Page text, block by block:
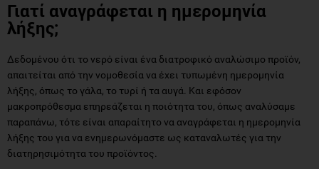
Γιατί αναγράφεται η ημερομηνία
λήξης;
Δεδομένου ότι το νερό είναι ένα διατροφικό αναλώσιμο προϊόν,
απαιτείται από την νομοθεσία να έχει τυπωμένη ημερομηνία
λήξης, όπως το γάλα, το τυρί ή τα αυγά. Και εφόσον
μακροπρόθεσμα επηρεάζεται η ποιότητα του, όπως αναλύσαμε
παραπάνω, τότε είναι απαραίτητο να αναγράφεται η ημερομηνία
λήξης του για να ενημερωνόμαστε ως καταναλωτές για την
διατηρησιμότητα του προϊόντος.